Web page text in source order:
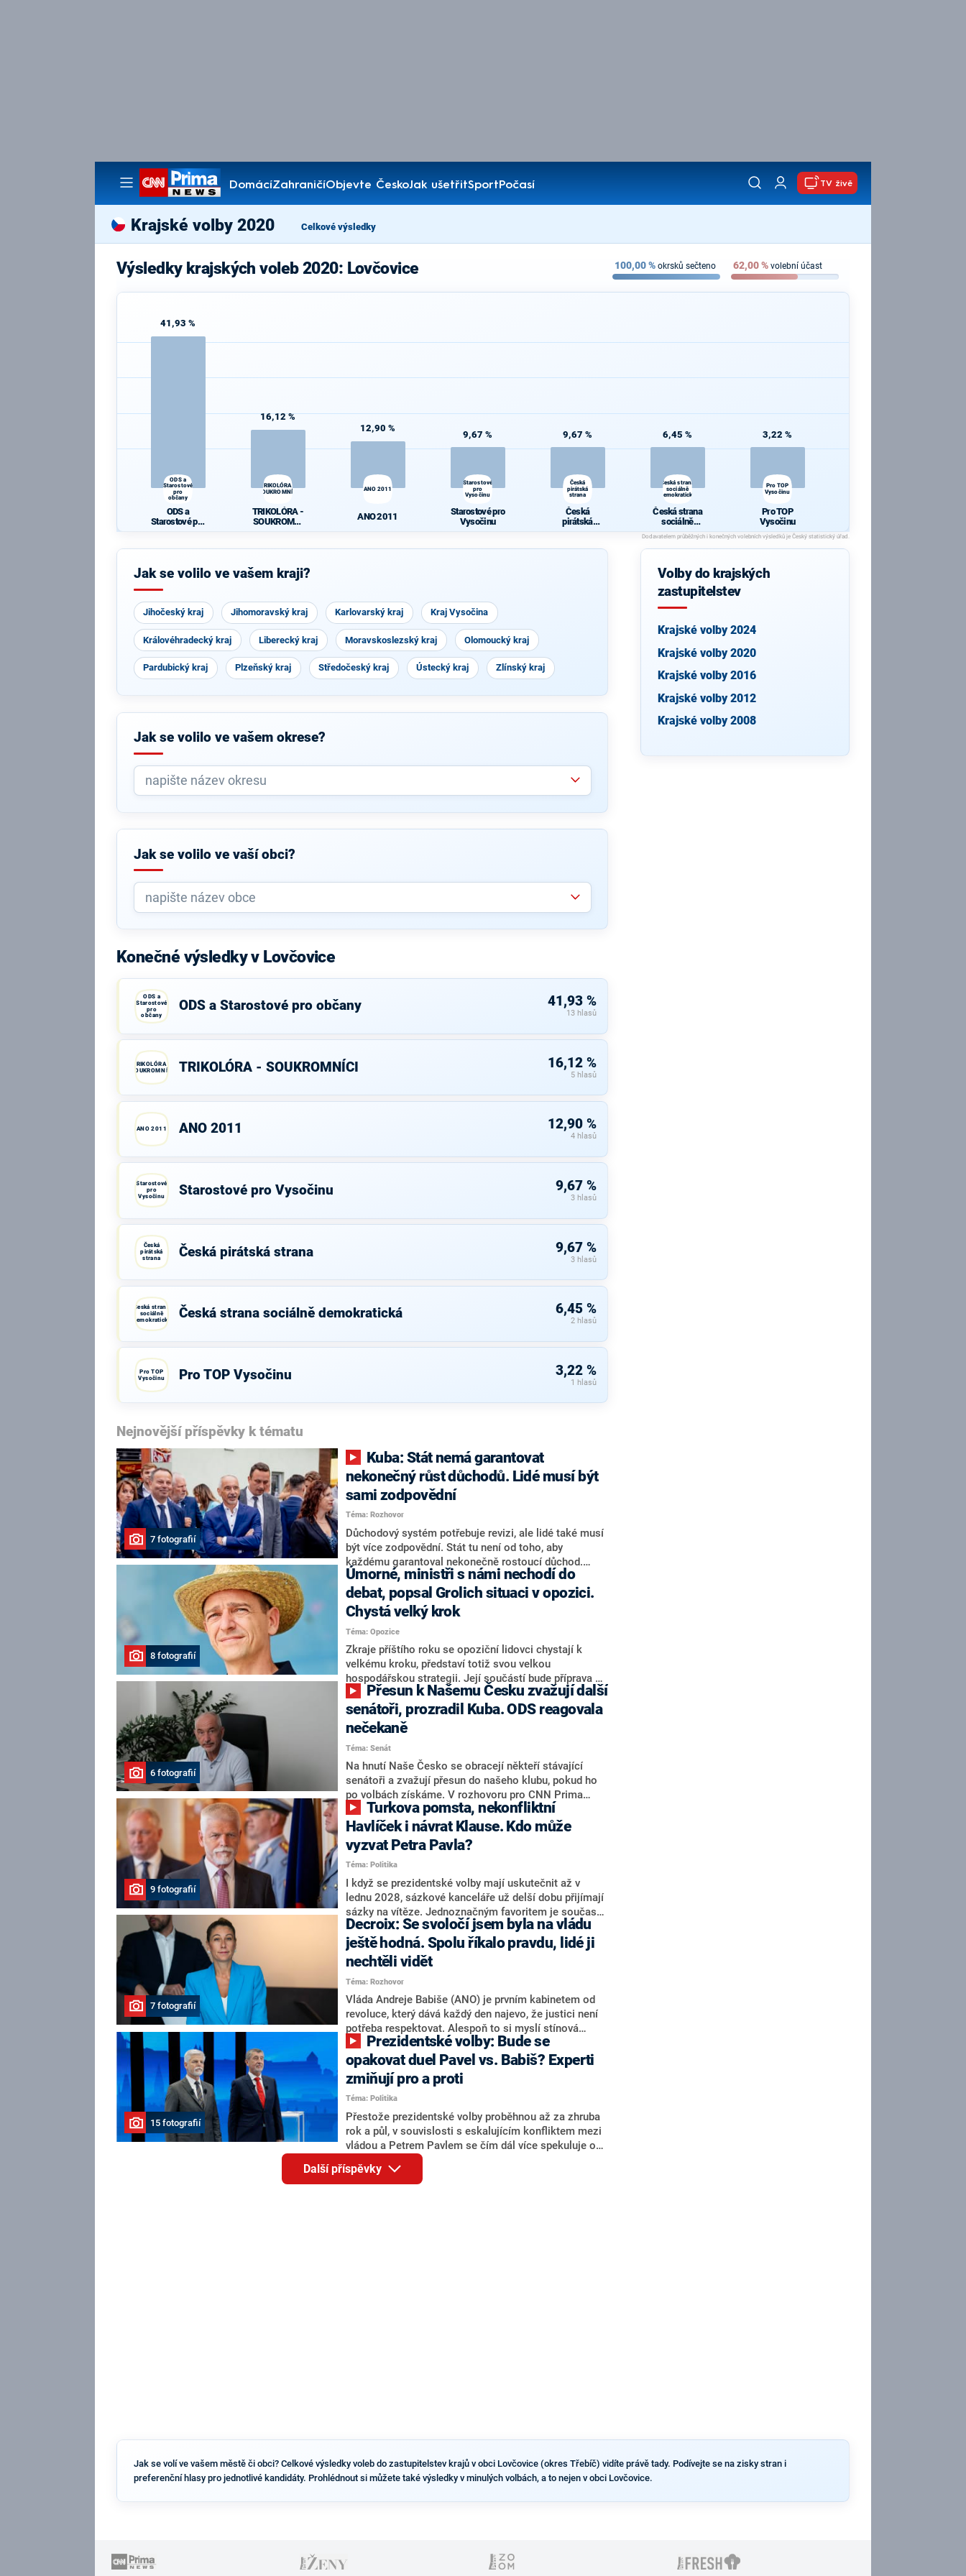
DomácíZahraničíObjevte ČeskoJak ušetřitSportPočasí
Pořady
TV živě
Krajské volby 2020 Celkové výsledky
Výsledky krajských voleb 2020: Lovčovice 100,00% okrsků sečteno 62,00% volební účast
41,93 %
ODS a
Starostové
pro
občany
ODS a
Starostové pro
16,12 %
TRIKOLÓRA -
SOUKROMNÍCI
TRIKOLÓRA -
SOUKROMNÍ
12,90 %
ANO 2011
ANO 2011
9,67 %
Starostové
pro
Vysočinu
Starostové pro
Vysočinu
9,67 %
Česká
pirátská
strana
Česká
pirátská
strana
6,45 %
Česká strana
sociálně
demokratická
Česká strana
sociálně
demokratická
3,22 %
Pro TOP
Vysočinu
Pro TOP
Vysočinu
Jak se volilo ve vašem kraji?
Jihočeský kraj Jihomoravský kraj Karlovarský kraj Kraj Vysočina
Královéhradecký kraj Liberecký kraj Moravskoslezský kraj Olomoucký kraj
Pardubický kraj Plzeňský kraj Středočeský kraj Ústecký kraj Zlínský kraj
Jak se volilo ve vašem okrese?
Jak se volilo ve vaší obci?
Konečné výsledky v Lovčovice
ODS a
Starostové
pro
občany
ODS a Starostové pro občany 41,93 %
13 hlasů
TRIKOLÓRA -
SOUKROMNÍCI
TRIKOLÓRA - SOUKROMNÍCI 16,12 %
5 hlasů
ANO 2011 ANO 2011 12,90 %
4 hlasů
Starostové
pro
Vysočinu
Starostové pro Vysočinu 9,67 %
3 hlasů
Česká
pirátská
strana
Česká pirátská strana 9,67 %
3 hlasů
Česká strana
sociálně
demokratická
Česká strana sociálně demokratická 6,45 %
2 hlasů
Pro TOP
Vysočinu
Pro TOP Vysočinu 3,22 %
1 hlasů
Nejnovější příspěvky k tématu
7 fotografií
nekonečný růst důchodů. Lidé musí být
sami zodpovědní
Téma: Rozhovor
Důchodový systém potřebuje revizi, ale lidé také musí
být více zodpovědní. Stát tu není od toho, aby
každému garantoval nekonečně rostoucí důchod.
Chybí tu nový systém a my ho představíme,řekl
hejtman Jihočeského kraje a předseda hnutí Naše
Česko Martin Kuba v rozhovoru pro CNN Prima NEWS.
V čele státu pak podle něj nemůže být člověk, který by
střetem zájmů omezoval čerpání financí a rozvoj,
dodal. Řešení u Andreje Babiše ale hodnotit nechtěl.
8 fotografií
Úmorné, ministři s námi nechodí do
debat, popsal Grolich situaci v opozici.
Chystá velký krok
Téma: Opozice
Zkraje příštího roku se opoziční lidovci chystají k
velkému kroku, představí totiž svou velkou
hospodářskou strategii. Její součástí bude příprava na
stárnutí populace, řekl ve středu na setkání s novináři
nový předseda lidovců Jan Grolich. Ten zároveň v
senátních volbách kandiduje ve Vyškově. Popsal i
aktivitu opozice, o níž vládní strany nebo političtí
komentátoři mluví jako o slabé a v defenzivě. „Je to
úmorná práce upozorňovat na chyby vlády. Ministři s
námi navíc nechodí do debat. Chceme ale ukazovat
svoje témata,“ odpověděl Grolich na dotaz CNN Prima
NEWS.
6 fotografií
senátoři, prozradil Kuba. ODS reagovala
nečekaně
Téma: Senát
Na hnutí Naše Česko se obracejí někteří stávající
senátoři a zvažují přesun do našeho klubu, pokud ho
po volbách získáme. V rozhovoru pro CNN Prima
NEWS to řekl zakladatel hnutí a jihočeský hejtman
Martin Kuba. Konkrétní nebyl, ale získat by takto mohl
například senátora Zdeňka Hrabu, který je dnes
součástí klubu ODS a TOP 09. Hraba to na dotaz
redakce nevyloučil. Předseda klubu senátorů ODS
Zdeněk Nytra redakci řekl, že počítá s odchodem
některých senátorů z klubu a že Naše Česko není
nepřítel, ale soupeř.
9 fotografií
Havlíček i návrat Klause. Kdo může
vyzvat Petra Pavla?
Téma: Politika
I když se prezidentské volby mají uskutečnit až v
lednu 2028, sázkové kanceláře už delší dobu přijímají
sázky na vítěze. Jednoznačným favoritem je současná
hlava státu Petr Pavel. Daleko za ním pak bookmakeři
zmiňují dva výrazné politiky ANO, tedy premiéra
Andreje Babiše a ministra průmyslu Karla Havlíčka.
Oblíbeným tipem samotných sázkařů je poslanec za
Motoristy Filip Turek. Politolog Jan Kubáček nicméně
o případné kandidatuře kohokoliv ze zmíněné trojice
značně pochybuje. Podle něj současná koalice dosud
nemá osobu, která by Pavlovi mohla konkurovat.
7 fotografií
Decroix: Se svoločí jsem byla na vládu
ještě hodná. Spolu říkalo pravdu, lidé ji
nechtěli vidět
Téma: Rozhovor
Vláda Andreje Babiše (ANO) je prvním kabinetem od
revoluce, který dává každý den najevo, že justici není
potřeba respektovat. Alespoň to si myslí stínová
ministryně spravedlnosti ODS Eva Decroix. V
rozhovoru pro CNN Prima NEWS si nebrala servítky
ohledně politického výkonu svého nástupce Jeronýma
Tejce (za ANO) či vládní zmocněnkyně pro lidská
práva Taťány Malé (ANO). Označením „svoloč“ na
adresu vlády prý byla ještě hodná. Decroix se také
vrátila k volební porážce koalice Spolu či promluvila o
hnutí Naše Česko Martina Kuby.
15 fotografií
opakovat duel Pavel vs. Babiš? Experti
zmiňují pro a proti
Téma: Politika
Přestože prezidentské volby proběhnou až za zhruba
rok a půl, v souvislosti s eskalujícím konfliktem mezi
vládou a Petrem Pavlem se čím dál více spekuluje o
tom, koho by do bitvy o Hrad mohla vyslat současná
koalice. Někteří političtí komentátoři znovu vytahují
jméno premiéra Andreje Babiše (ANO). Jak moc je
Další příspěvky
Volby do krajských
zastupitelstev
Krajské volby 2024
Krajské volby 2020
Krajské volby 2016
Krajské volby 2012
Krajské volby 2008
Jak se volí ve vašem městě či obci? Celkové výsledky voleb do zastupitelstev krajů v obci Lovčovice (okres Třebíč) vidíte právě tady. Podívejte se na zisky stran i
preferenční hlasy pro jednotlivé kandidáty. Prohlédnout si můžete také výsledky v minulých volbách, a to nejen v obci Lovčovice.